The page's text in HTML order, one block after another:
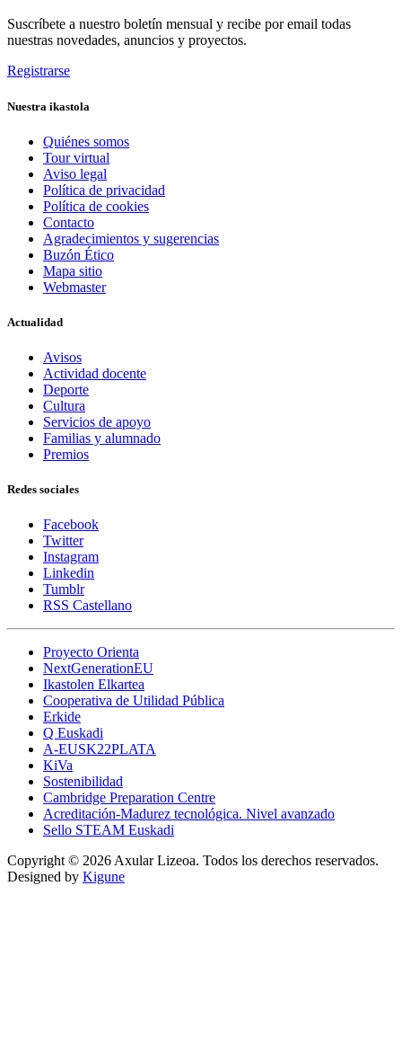
Suscríbete a nuestro boletín mensual y recibe por email todas
nuestras novedades, anuncios y proyectos.
Registrarse
Nuestra ikastola
Quiénes somos
Tour virtual
Aviso legal
Política de privacidad
Política de cookies
Contacto
Agradecimientos y sugerencias
Buzón Ético
Mapa sitio
Webmaster
Actualidad
Avisos
Actividad docente
Deporte
Cultura
Servicios de apoyo
Familias y alumnado
Premios
Redes sociales
Facebook
Twitter
Instagram
Linkedin
Tumblr
RSS Castellano
Proyecto Orienta
NextGenerationEU
Ikastolen Elkartea
Cooperativa de Utilidad Pública
Erkide
Q Euskadi
A-EUSK22PLATA
KiVa
Sostenibilidad
Cambridge Preparation Centre
Acreditación-Madurez tecnológica. Nivel avanzado
Sello STEAM Euskadi
Copyright © 2026 Axular Lizeoa. Todos los derechos reservados.
Designed by Kigune